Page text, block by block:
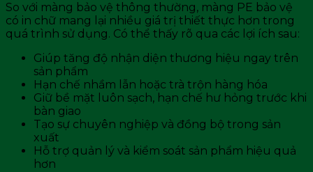
So với màng bảo vệ thông thường, màng PE bảo vệ
có in chữ mang lại nhiều giá trị thiết thực hơn trong
quá trình sử dụng. Có thể thấy rõ qua các lợi ích sau:
Giúp tăng độ nhận diện thương hiệu ngay trên
sản phẩm
Hạn chế nhầm lẫn hoặc trà trộn hàng hóa
Giữ bề mặt luôn sạch, hạn chế hư hỏng trước khi
bàn giao
Tạo sự chuyên nghiệp và đồng bộ trong sản
xuất
Hỗ trợ quản lý và kiểm soát sản phẩm hiệu quả
hơn